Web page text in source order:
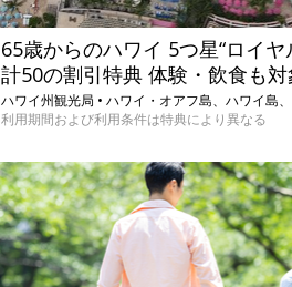
65歳からのハワイ 5つ星“ロイ
計50の割引特典 体験・飲食も対
ハワイ州観光局 • ハワイ・オアフ島、ハワイ島
利用期間および利用条件は特典により異なる